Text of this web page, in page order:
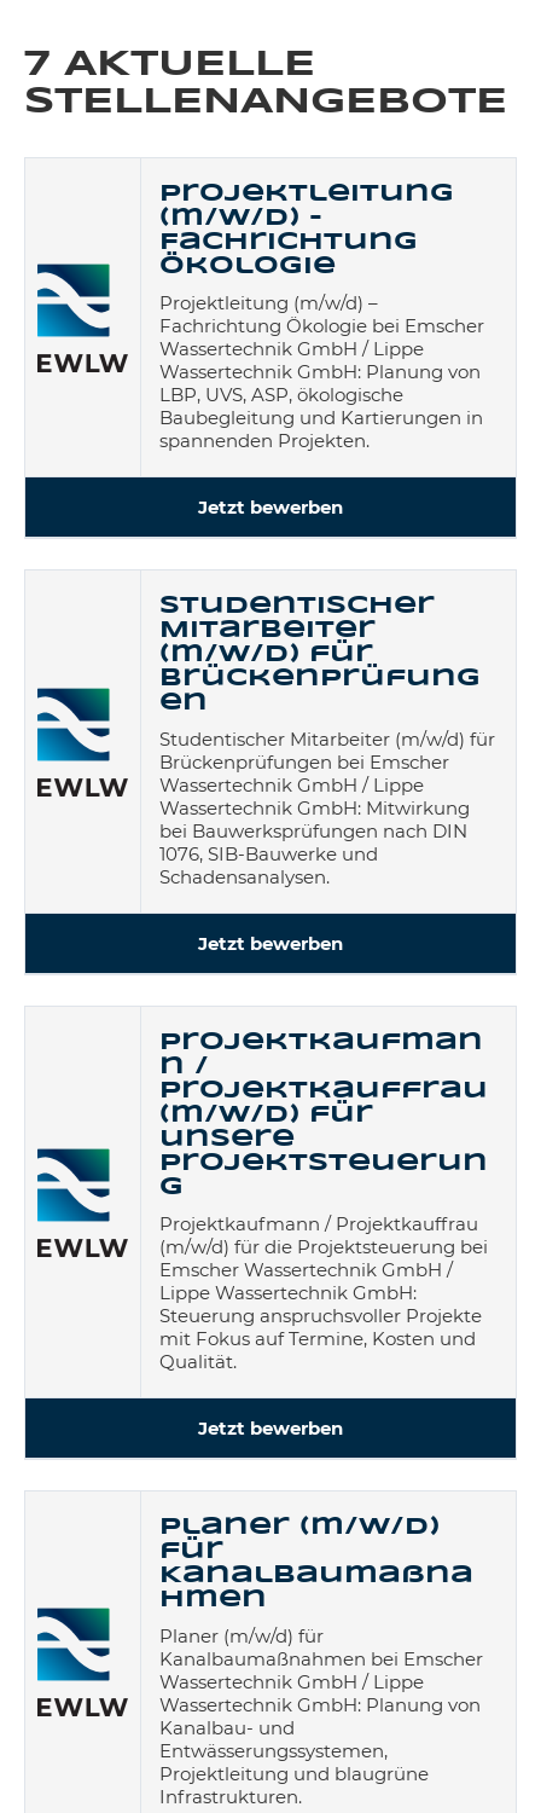
7 AKTUELLE
STELLENANGEBOTE
Projektleitung
(m/w/d) -
Fachrichtung
Ökologie
Projektleitung (m/w/d) –
Fachrichtung Ökologie bei Emscher
Wassertechnik GmbH / Lippe
Wassertechnik GmbH: Planung von
LBP, UVS, ASP, ökologische
Baubegleitung und Kartierungen in
spannenden Projekten.
Jetzt bewerben
Studentischer
Mitarbeiter
(m/w/d) für
Brückenprüfung
en
Studentischer Mitarbeiter (m/w/d) für
Brückenprüfungen bei Emscher
Wassertechnik GmbH / Lippe
Wassertechnik GmbH: Mitwirkung
bei Bauwerksprüfungen nach DIN
1076, SIB-Bauwerke und
Schadensanalysen.
Jetzt bewerben
Projektkaufman
n /
Projektkauffrau
(m/w/d) für
unsere
Projektsteuerun
g
Projektkaufmann / Projektkauffrau
(m/w/d) für die Projektsteuerung bei
Emscher Wassertechnik GmbH /
Lippe Wassertechnik GmbH:
Steuerung anspruchsvoller Projekte
mit Fokus auf Termine, Kosten und
Qualität.
Jetzt bewerben
Planer (m/w/d)
für
Kanalbaumaßna
hmen
Planer (m/w/d) für
Kanalbaumaßnahmen bei Emscher
Wassertechnik GmbH / Lippe
Wassertechnik GmbH: Planung von
Kanalbau- und
Entwässerungssystemen,
Projektleitung und blaugrüne
Infrastrukturen.